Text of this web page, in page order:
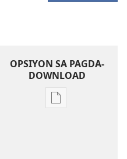
OPSIYON SA PAGDA-
DOWNLOAD
Opsiyon